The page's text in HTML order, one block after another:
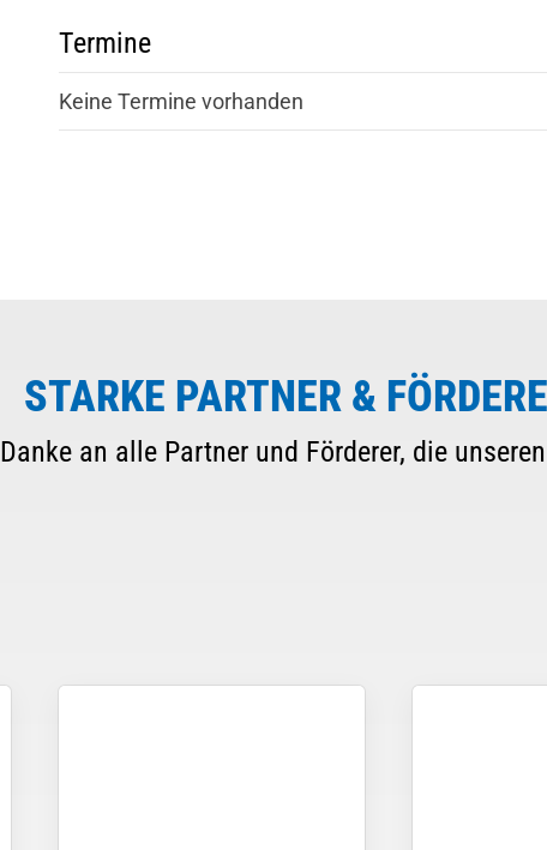
Termine
Keine Termine vorhanden
STARKE PARTNER &
Danke an alle Partner und Förderer, die